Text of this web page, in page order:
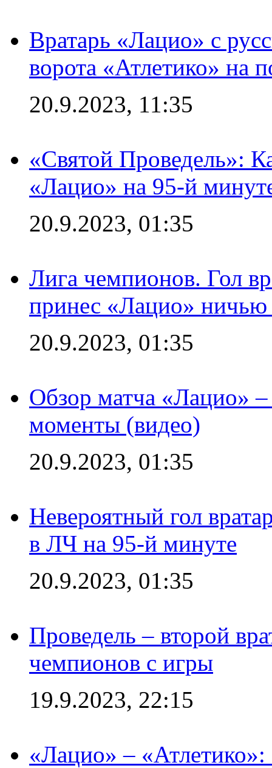
Вратарь «Лацио» с
ворота «Атлетико» на
20.9.2023, 11:35
«Святой Проведель»:
«Лацио» на 95-й
20.9.2023, 01:35
Лига чемпионов. Гол
принес «Лацио» ничью
20.9.2023, 01:35
Обзор матча «Лацио»
моменты (видео)
20.9.2023, 01:35
Невероятный гол
в ЛЧ на 95-й минуте
20.9.2023, 01:35
Проведель – второй
чемпионов с игры
19.9.2023, 22:15
«Лацио» –